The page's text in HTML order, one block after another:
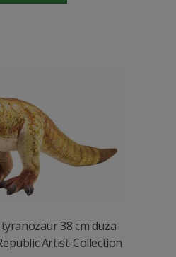
38 cm duża
Artist-Collection